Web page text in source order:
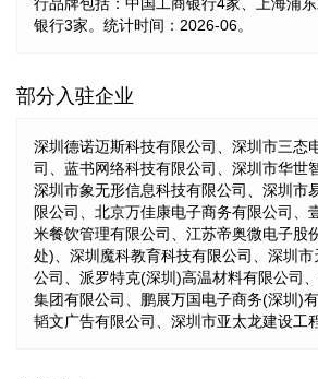
银行3家。统计时间：2026-06。
部分入驻企业
深圳德诺迈斯科技有限公司、深圳市三态
司、蓝书网络科技有限公司、深圳市华世
深圳市象无形信息科技有限公司、深圳市
限公司、北京万佳康电子商务有限公司、
米餐饮管理有限公司、江苏帝奥微电子股
处)、深圳魔科教育科技有限公司、深圳
公司、派罗特克(深圳)高温材料有限公司
集团有限公司、鹏展万国电子商务(深圳)
韬文广告有限公司、深圳市亚太龙建设工